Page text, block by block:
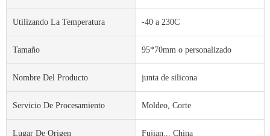
Utilizando La Temperatura -40 a 230C
Tamaño 95*70mm o personalizado
Nombre Del Producto junta de silicona
Servicio De Procesamiento Moldeo, Corte
Lugar De Origen Fujian... China